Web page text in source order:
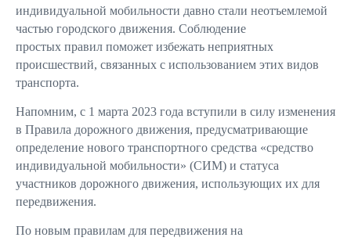
индивидуальной мобильности давно стали неотъемлемой
частью городского движения. Соблюдение
простых правил поможет избежать неприятных
происшествий, связанных с использованием этих видов
транспорта.
Напомним, с 1 марта 2023 года вступили в силу изменения
в Правила дорожного движения, предусматривающие
определение нового транспортного средства «средство
индивидуальной мобильности» (СИМ) и статуса
участников дорожного движения, использующих их для
передвижения.
По новым правилам для передвижения на